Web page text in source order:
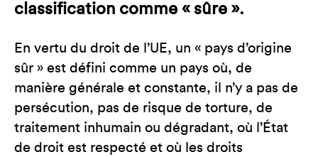
classification comme « sûre ».
En vertu du droit de l’UE, un « pays d’origine
sûr » est défini comme un pays où, de
manière générale et constante, il n’y a pas de
persécution, pas de risque de torture, de
traitement inhumain ou dégradant, où l’État
de droit est respecté et où les droits